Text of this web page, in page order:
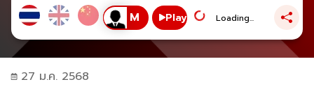
Play Loading...
27 ม.ค. 2568